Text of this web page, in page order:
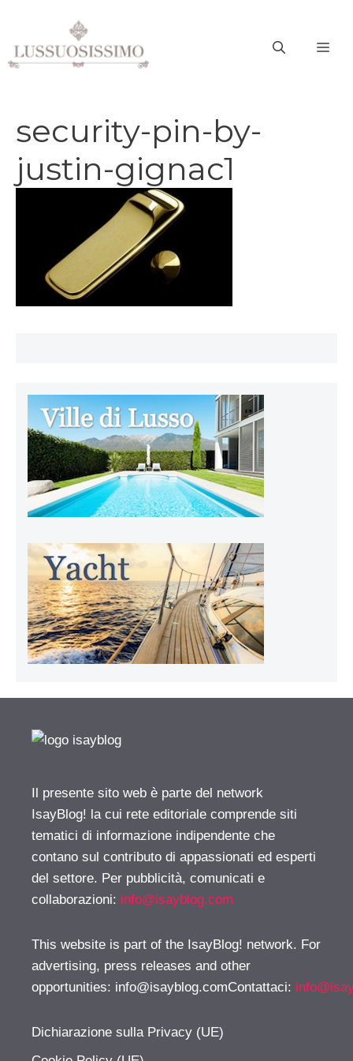
contenuto
security-pin-by-
justin-gignac1
Il presente sito web è parte del network
IsayBlog! la cui rete editoriale comprende siti
tematici di informazione indipendente che
contano sul contributo di appassionati ed esperti
del settore. Per pubblicità, comunicati e
collaborazioni: info@isayblog.com
This website is part of the IsayBlog! network. For
advertising, press releases and other
opportunities: info@isayblog.comContattaci:
Dichiarazione sulla Privacy (UE)